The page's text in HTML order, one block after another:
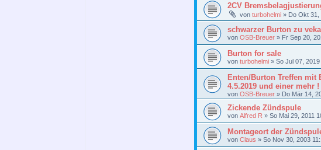
2CV
von turbohelmi » Do Okt 31,
schwarzer Burton zu
von OSB-Breuer » Fr Sep 20,
Burton for sale
von turbohelmi » So Jul 07,
Enten/Burton Treffen mit
4.5.2019 und einer mehr !
von OSB-Breuer » Do Mär 14,
Zickende Zündspule
von Alfred R » So Mai 29, 2011
Montageort der
von Claus » So Nov 30, 2003